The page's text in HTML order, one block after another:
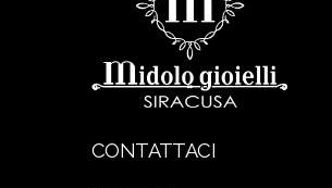
CONTATTACI